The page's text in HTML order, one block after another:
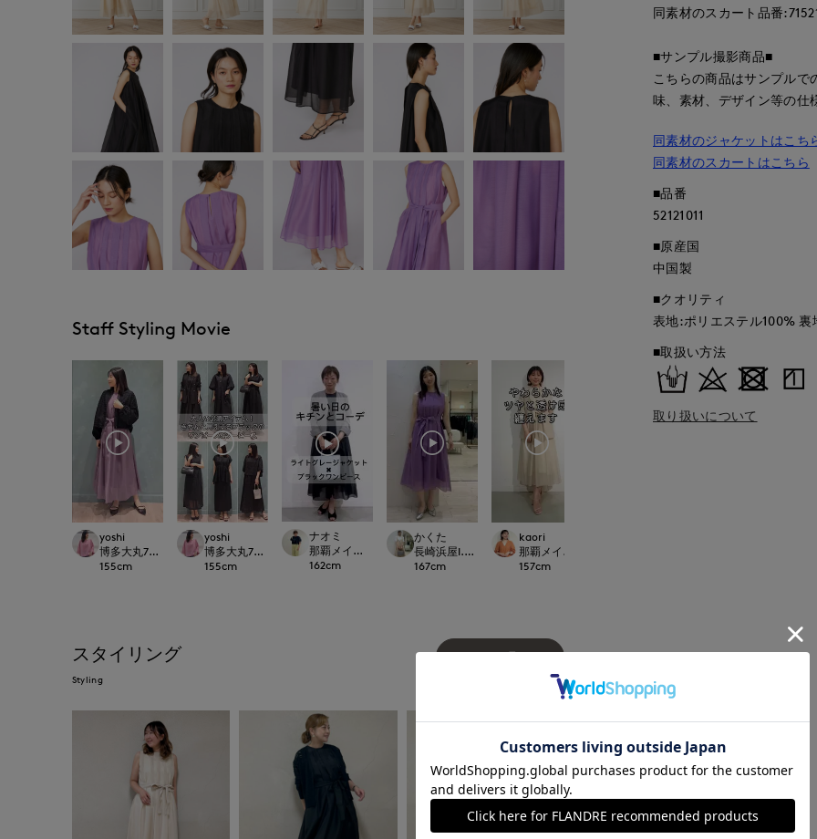
Staff Styling Movie
yoshi
博多大丸7-IDconcept.
155cm
yoshi
博多大丸7-IDconcept.
155cm
ナオミ
那覇メインプレイスI.T.'S.international
162cm
かくた
長崎浜屋I.T.'S. international/7-IDconcept.
167cm
kaori
那覇メインプレイスI.T.'S.international
157cm
スタイリング
Styling
もっと見る
同素材のスカート品番
■サンプル撮影商品■
こちらの商品はサンプル
味、素材、デザイン等の仕
同素材のジャケットはこち
同素材のスカートはこちら
■品番
52121011
■原産国
中国製
■クオリティ
表地:ポリエステル100%
■取扱い方法
取り扱いについて